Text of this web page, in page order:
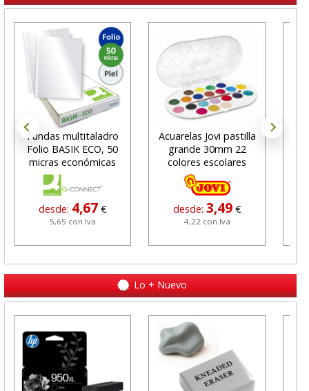
Fundas multitaladro
Folio BASIK ECO, 50
micras económicas
desde: 4,67 €
5,65 con Iva
Acuarelas Jovi pastilla
grande 30mm 22
colores escolares
desde: 3,49 €
4,22 con Iva
Lo + Nuevo